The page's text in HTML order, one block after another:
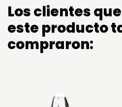
Los clientes
este producto
compraron: